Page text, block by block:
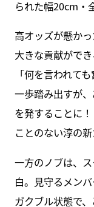
られた幅20cm・
高オッズが懸か
大きな貢献がで
「何を言われて
一歩踏み出すが
を発することに
ことのない淳の
一方のノブは、
白。見守るメン
ガクブル状態で